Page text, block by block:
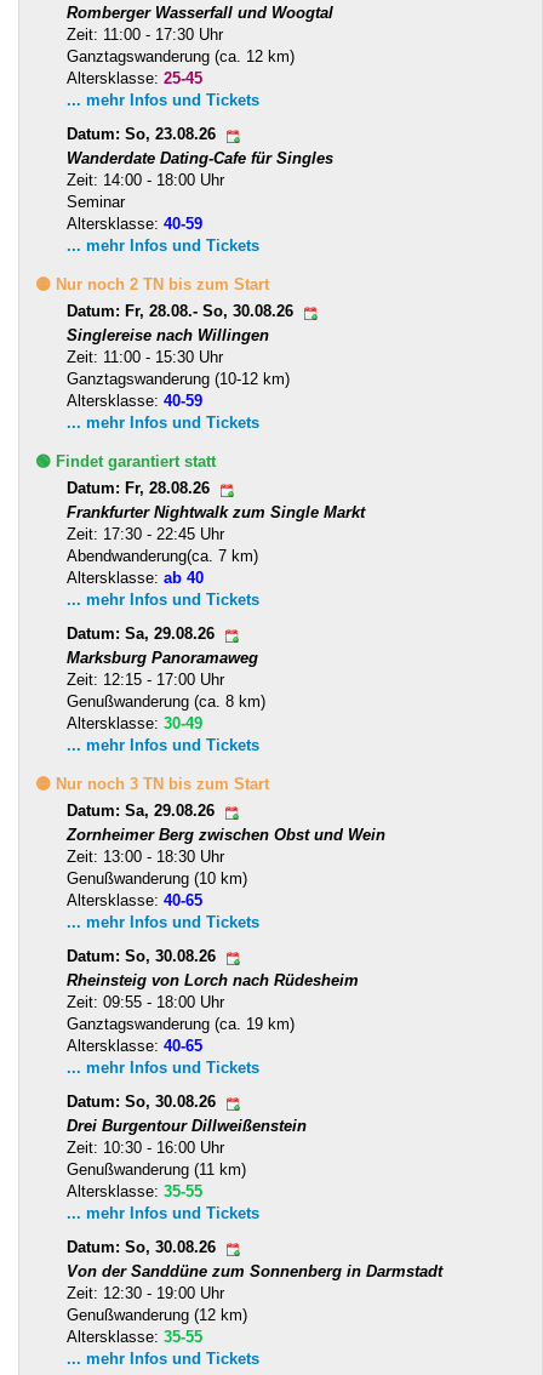
Romberger Wasserfall und Woogtal
Zeit: 11:00 - 17:30 Uhr
Ganztagswanderung (ca. 12 km)
Altersklasse: 25-45
... mehr Infos und Tickets
Datum: So, 23.08.26
Wanderdate Dating-Cafe für Singles
Zeit: 14:00 - 18:00 Uhr
Seminar
Altersklasse: 40-59
... mehr Infos und Tickets
🟡 Nur noch 2 TN bis zum Start
Datum: Fr, 28.08.- So, 30.08.26
Singlereise nach Willingen
Zeit: 11:00 - 15:30 Uhr
Ganztagswanderung (10-12 km)
Altersklasse: 40-59
... mehr Infos und Tickets
🟢 Findet garantiert statt
Datum: Fr, 28.08.26
Frankfurter Nightwalk zum Single Markt
Zeit: 17:30 - 22:45 Uhr
Abendwanderung(ca. 7 km)
Altersklasse: ab 40
... mehr Infos und Tickets
Datum: Sa, 29.08.26
Marksburg Panoramaweg
Zeit: 12:15 - 17:00 Uhr
Genußwanderung (ca. 8 km)
Altersklasse: 30-49
... mehr Infos und Tickets
🟡 Nur noch 3 TN bis zum Start
Datum: Sa, 29.08.26
Zornheimer Berg zwischen Obst und Wein
Zeit: 13:00 - 18:30 Uhr
Genußwanderung (10 km)
Altersklasse: 40-65
... mehr Infos und Tickets
Datum: So, 30.08.26
Rheinsteig von Lorch nach Rüdesheim
Zeit: 09:55 - 18:00 Uhr
Ganztagswanderung (ca. 19 km)
Altersklasse: 40-65
... mehr Infos und Tickets
Datum: So, 30.08.26
Drei Burgentour Dillweißenstein
Zeit: 10:30 - 16:00 Uhr
Genußwanderung (11 km)
Altersklasse: 35-55
... mehr Infos und Tickets
Datum: So, 30.08.26
Von der Sanddüne zum Sonnenberg in Darmstadt
Zeit: 12:30 - 19:00 Uhr
Genußwanderung (12 km)
Altersklasse: 35-55
... mehr Infos und Tickets